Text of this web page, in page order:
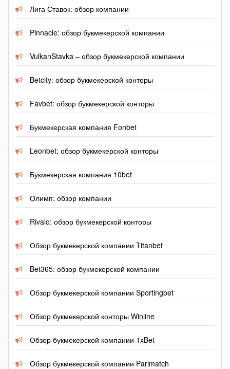
Лига Ставок: обзор компании
Pinnacle: обзор букмекерской компании
VulkanStavka – обзор букмекерской компании
Betcity: обзор букмекерской конторы
Favbet: обзор букмекерской конторы
Букмекерская компания Fonbet
Leonbet: обзор букмекерской конторы
Букмекерская компания 10bet
Олимп: обзор компании
Rivalo: обзор букмекерской конторы
Обзор букмекерской компании Titanbet
Bet365: обзор букмекерской компании
Обзор букмекерской компании Sportingbet
Обзор букмекерской конторы Winline
Обзор букмекерской компании 1xBet
Обзор букмекерской компании Parimatch